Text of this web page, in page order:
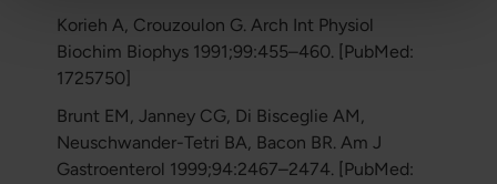
Korieh A, Crouzoulon G. Arch Int Physiol
Biochim Biophys 1991;99:455–460. [PubMed:
1725750]
Brunt EM, Janney CG, Di Bisceglie AM,
Neuschwander-Tetri BA, Bacon BR. Am J
Gastroenterol 1999;94:2467–2474. [PubMed: